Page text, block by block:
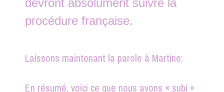
devront absolument suivre la
procédure française.
Laissons maintenant la parole à Martine:
En résumé, voici ce que nous avons « subi »